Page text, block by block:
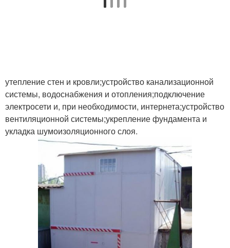
утепление стен и кровли;устройство канализационной
системы, водоснабжения и отопления;подключение
электросети и, при необходимости, интернета;устройство
вентиляционной системы;укрепление фундамента и
укладка шумоизоляционного слоя.